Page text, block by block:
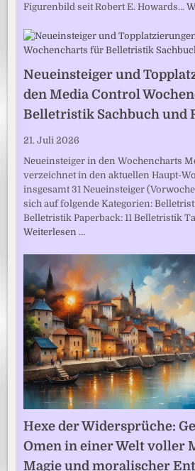
Figurenbild seit Robert E. Howards…
Neueinsteiger und
den Media Control
Belletristik Sachbuch und
21. Juli 2026
Neueinsteiger in den Wochencharts
verzeichnet in den aktuellen Haupt-
insgesamt 31 Neueinsteiger
sich auf folgende Kategorien:
Belletristik Paperback: 11 Belletristik
Weiterlesen …
Hexe der Widersprüche:
Omen in einer Welt voller
Magie und moralischer